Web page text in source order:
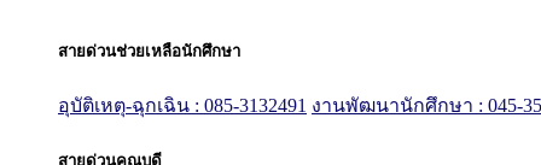
สายด่วนช่วยเหลือนักศึกษา
อุบัติเหตุ-ฉุกเฉิน : 085-3132491 งานพัฒนานักศึกษา : 045-
สายด่วนคณบดี